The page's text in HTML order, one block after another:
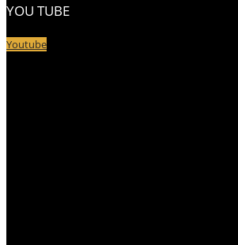
YOU TUBE
Youtube